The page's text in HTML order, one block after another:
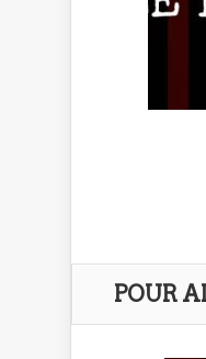
POUR